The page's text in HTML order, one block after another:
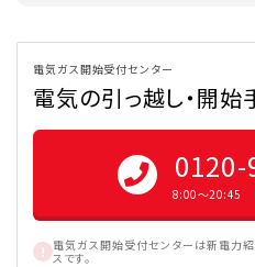
電気ガス開始受付センター
電気の引っ越し・開始
8:00〜20:45
電気ガス開始受付センターは新電力
スです。